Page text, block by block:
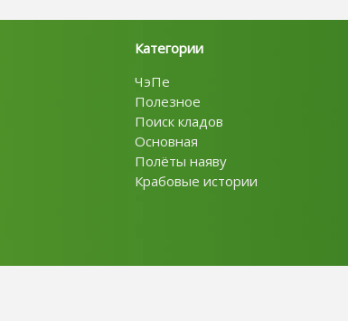
Категории
ЧэПе
Полезное
Поиск кладов
Основная
Полёты наяву
Крабовые истории